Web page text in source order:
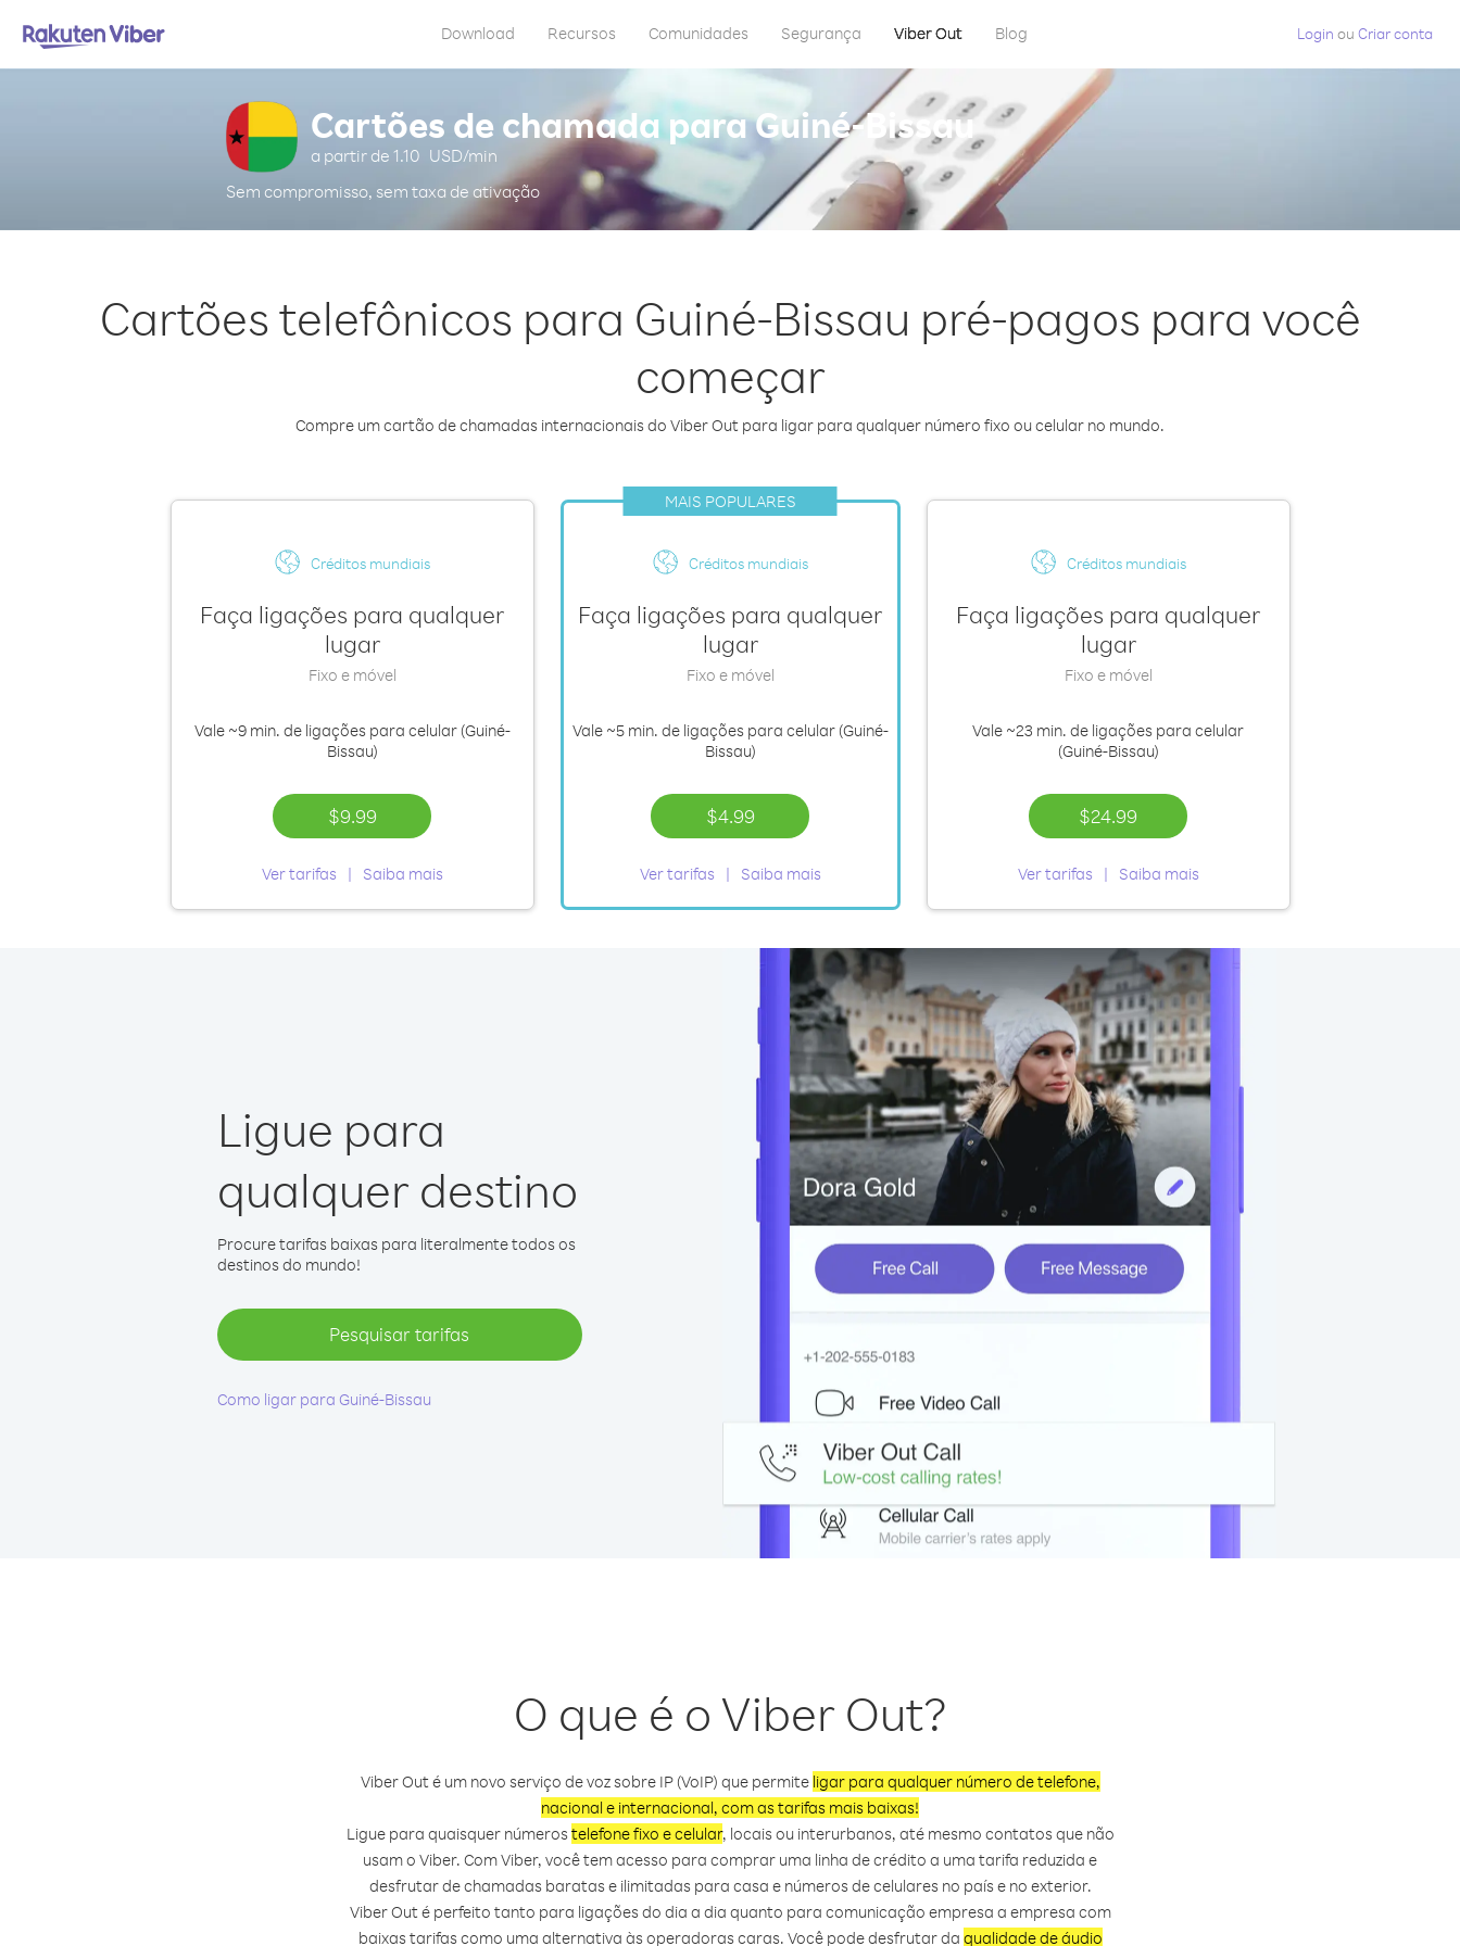
Download Recursos Comunidades Segurança Viber Out Blog Login ou Criar conta
Cartões de chamada para Guiné-Bissau
a partir de 1.10 USD/min
Sem compromisso, sem taxa de ativação
Cartões telefônicos para Guiné-Bissau pré-pagos para você
começar
Compre um cartão de chamadas internacionais do Viber Out para ligar para qualquer número fixo ou celular no mundo.
Créditos mundiais
Faça ligações para qualquer
lugar
Fixo e móvel
Vale ~9 min. de ligações para celular (Guiné-
Bissau)
$9.99
Ver tarifas Saiba mais
MAIS POPULARES
Créditos mundiais
Faça ligações para qualquer
lugar
Fixo e móvel
Vale ~5 min. de ligações para celular (Guiné-
Bissau)
$4.99
Ver tarifas Saiba mais
Créditos mundiais
Faça ligações para qualquer
lugar
Fixo e móvel
Vale ~23 min. de ligações para celular
(Guiné-Bissau)
$24.99
Ver tarifas Saiba mais
Ligue para
qualquer destino
Procure tarifas baixas para literalmente todos os
destinos do mundo!
Pesquisar tarifas
Como ligar para Guiné-Bissau
O que é o Viber Out?
Viber Out é um novo serviço de voz sobre IP (VoIP) que permite ligar para qualquer número de telefone,
nacional e internacional, com as tarifas mais baixas!
Ligue para quaisquer númerostelefone fixo e celular, locais ou interurbanos, até mesmo contatos que não
usam o Viber. Com Viber, você tem acesso para comprar uma linha de crédito a uma tarifa reduzida e
desfrutar de chamadas baratas e ilimitadas para casa e números de celulares no país e no exterior.
Viber Out é perfeito tanto para ligações do dia a dia quanto para comunicação empresa a empresa com
baixas tarifas como uma alternativa às operadoras caras. Você pode desfrutar da qualidade de áudio